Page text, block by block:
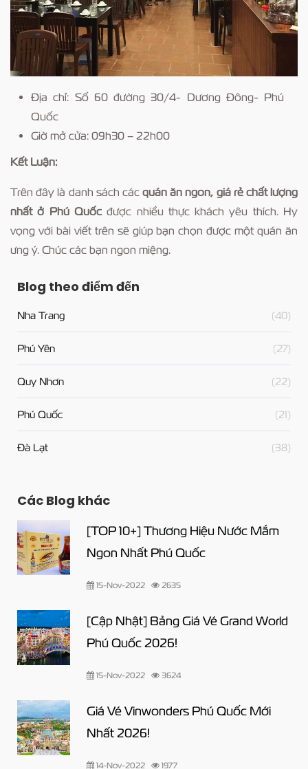
Địa chỉ: Số 60 đường 30/4- Dương Đông- Phú
Quốc
Giờ mở cửa: 09h30 – 22h00
Kết Luận:
Trên đây là danh sách các quán ăn ngon, giá rẻ chất lượng
nhất ở Phú Quốcđược nhiều thực khách yêu thích. Hy
vọng với bài viết trên sẽ giúp bạn chọn được một quán ăn
ưng ý. Chúc các bạn ngon miệng.
Blog theo điểm đến
Nha Trang (40)
Phú Yên (27)
Quy Nhơn (22)
Phú Quốc (21)
Đà Lạt (38)
Các Blog khác
[TOP 10+] Thương Hiệu Nước Mắm
Ngon Nhất Phú Quốc
15-Nov-2022 2635
[Cập Nhật] Bảng Giá Vé Grand World
Phú Quốc 2026!
15-Nov-2022 3624
Giá Vé Vinwonders Phú Quốc Mới
Nhất 2026!
14-Nov-2022 1977